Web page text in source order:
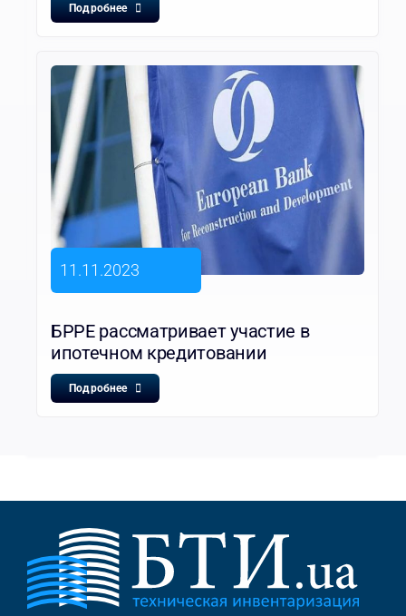
Подробнее
11.11.2023
БРРЕ рассматривает участие в
ипотечном кредитовании
Подробнее